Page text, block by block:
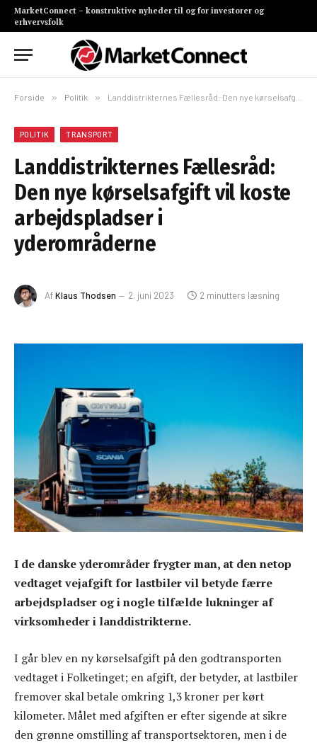
MarketConnect – konstruktive nyheder til og for investorer og
erhvervsfolk
Forside » Politik » Landdistrikternes Fællesråd: Den nye kørselsafgift vil koste arbejdspladser i yderområderne
POLITIK TRANSPORT
Landdistrikternes Fællesråd:
Den nye kørselsafgift vil koste
arbejdspladser i
yderområderne
AfKlaus Thodsen 2. juni 2023 2 minutters læsning
I de danske yderområder frygter man, at den netop
vedtaget vejafgift for lastbiler vil betyde færre
arbejdspladser og i nogle tilfælde lukninger af
virksomheder i landdistrikterne.
I går blev en ny kørselsafgift på den godtransporten
vedtaget i Folketinget; en afgift, der betyder, at lastbiler
fremover skal betale omkring 1,3 kroner per kørt
kilometer. Målet med afgiften er efter sigende at sikre
den grønne omstilling af transportsektoren, men i de